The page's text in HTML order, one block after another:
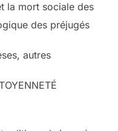
la mort sociale des
des préjugés
autres